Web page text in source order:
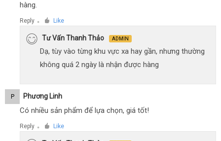
hàng.
Reply ● Like
Tư Vấn Thanh Thảo ADMIN
Dạ, tùy vào từng khu vực xa hay gần, nhưng thường
không quá 2 ngày là nhận được hàng
P Phương Linh
Có nhiều sản phẩm để lựa chọn, giá tốt!
Reply ● Like